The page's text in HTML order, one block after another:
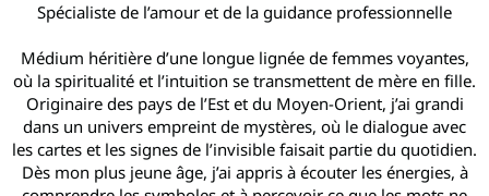
Spécialiste de l’amour et de la guidance professionnelle
Médium héritière d’une longue lignée de femmes voyantes,
où la spiritualité et l’intuition se transmettent de mère en fille.
Originaire des pays de l’Est et du Moyen-Orient, j’ai grandi
dans un univers empreint de mystères, où le dialogue avec
les cartes et les signes de l’invisible faisait partie du quotidien.
Dès mon plus jeune âge, j’ai appris à écouter les énergies, à